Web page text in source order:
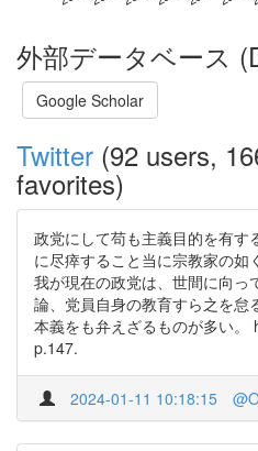
外部データベース
Google Scholar
Twitter (92 users,
favorites)
政党にして苟も主義目的を有す
に尽瘁すること当に宗教家の如
我が現在の政党は、世間に向っ
論、党員自身の教育すら之を怠
本義をも弁えざるものが多い。
p.147.
2024-01-11 10:18:15